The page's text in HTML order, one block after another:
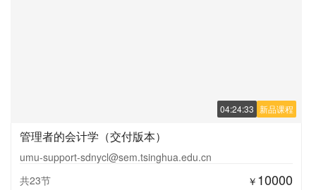
新品课程
04:24:33
管理者的会计学（交付版本）
umu-support-sdnycl@sem.tsinghua.edu.cn
共23节
￥ 10000